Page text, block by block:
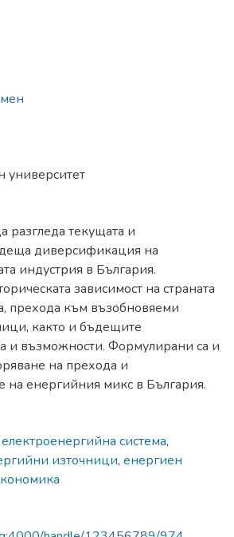
университет
разгледа текущата и
диверсификация на
индустрия в България.
зависимост на страната
прехода към възобновяеми
както и бъдещите
и възможности. Формулирани са и
на прехода и
енергийния микс в България.
електроенергийна система,
източници, енергиен